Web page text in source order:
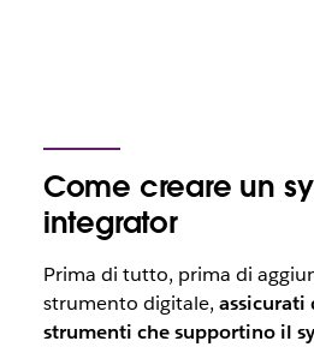
Come creare un
integrator
Prima di tutto, prima di
strumento digitale, assicurati
strumenti che supportino il